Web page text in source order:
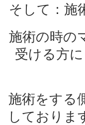
そして：施
施術の時の
受ける方
施術をする
しておりま